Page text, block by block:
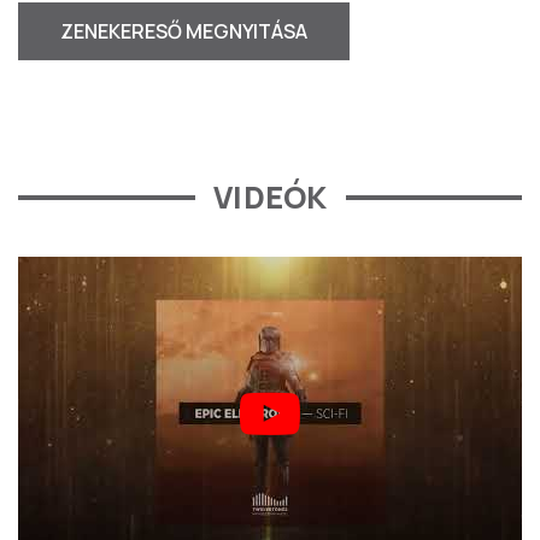
ZENEKERESŐ MEGNYITÁSA
VIDEÓK